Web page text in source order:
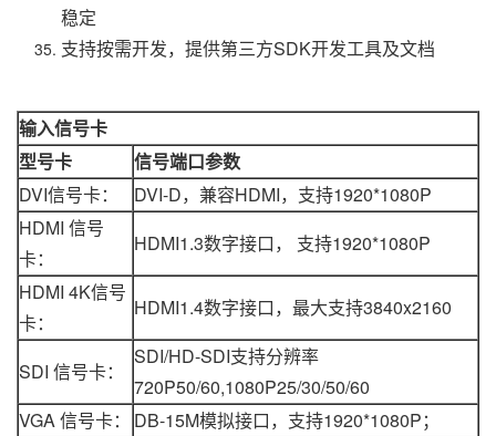
稳定
支持按需开发，提供第三方SDK开发工具及文档
输入信号卡
型号卡
信号端口参数
DVI信号卡：
DVI-D，兼容HDMI，支持1920*1080P
HDMI 信号
卡：
HDMI1.3数字接口， 支持1920*1080P
HDMI 4K信号
卡：
HDMI1.4数字接口，最大支持3840x2160
SDI 信号卡：
SDI/HD-SDI支持分辨率
720P50/60,1080P25/30/50/60
VGA 信号卡：
DB-15M模拟接口，支持1920*1080P；